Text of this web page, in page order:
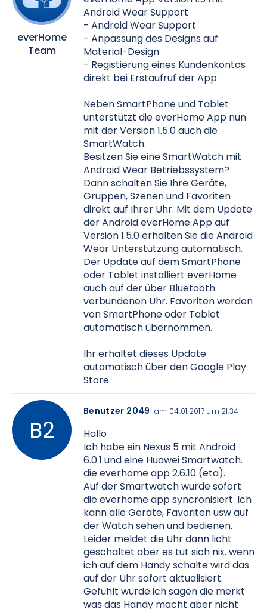
everHome
Team
Android Wear Support
- Android Wear Support
- Anpassung des Designs auf
Material-Design
- Registierung eines Kundenkontos
direkt bei Erstaufruf der App
Neben SmartPhone und Tablet
unterstützt die everHome App nun
mit der Version 1.5.0 auch die
SmartWatch.
Besitzen Sie eine SmartWatch mit
Android Wear Betriebssystem?
Dann schalten Sie Ihre Geräte,
Gruppen, Szenen und Favoriten
direkt auf Ihrer Uhr. Mit dem Update
der Android everHome App auf
Version 1.5.0 erhalten Sie die Android
Wear Unterstützung automatisch.
Der Update auf dem SmartPhone
oder Tablet installiert everHome
auch auf der über Bluetooth
verbundenen Uhr. Favoriten werden
von SmartPhone oder Tablet
automatisch übernommen.
Ihr erhaltet dieses Update
automatisch über den Google Play
Store.
Benutzer 2049 am 04.01.2017 um 21:34
Hallo
Ich habe ein Nexus 5 mit Android
6.0.1 und eine Huawei Smartwatch.
die everhome app 2.6.10 (eta).
Auf der Smartwatch wurde sofort
die everhome app syncronisiert. Ich
kann alle Geräte, Favoriten usw auf
der Watch sehen und bedienen.
Leider meldet die Uhr dann licht
geschaltet aber es tut sich nix. wenn
ich auf dem Handy schalte wird das
auf der Uhr sofort aktualisiert.
Gefühlt würde ich sagen die merkt
was das Handy macht aber nicht